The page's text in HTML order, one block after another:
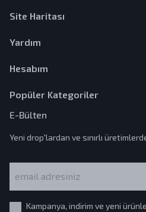
Site Haritası
Yardım
Hesabım
Popüler Kategoriler
E-Bülten
Yeni drop'lardan ve sınırlı
Kampanya, indirim ve yeni